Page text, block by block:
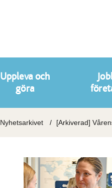
Uppleva och
göra
Nyhetsarkivet [Arkiverad]